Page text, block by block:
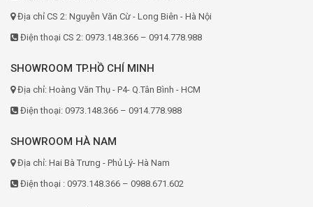
Địa chỉ CS 2: Nguyễn Văn Cừ - Long Biên - Hà Nội
Điện thoại CS 2: 0973.148.366 – 0914.778.988
SHOWROOM TP.HỒ CHÍ MINH
Địa chỉ: Hoàng Văn Thụ - P4- Q.Tân Bình - HCM
Điện thoại: 0973.148.366 – 0914.778.988
SHOWROOM HÀ NAM
Địa chỉ: Hai Bà Trưng - Phủ Lý- Hà Nam
Điện thoại : 0973.148.366 – 0988.671.602